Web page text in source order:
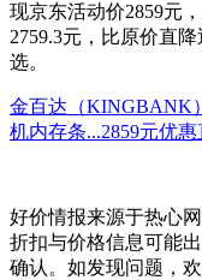
现京东活动价2859元
2759.3元，比原价直
选。
金百达（KINGBANK
机内存条...2859元优惠
好价情报来源于热心
折扣与价格信息可能
确认。如发现问题，